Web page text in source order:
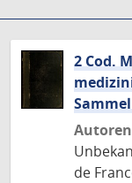
2 Cod.
Autoren
de